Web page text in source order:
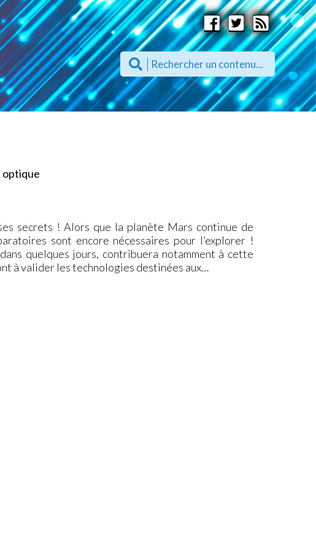
optique
secrets ! Alors que la planète Mars continue de
sont encore nécessaires pour l’explorer !
quelques jours, contribuera notamment à cette
à valider les technologies destinées aux…